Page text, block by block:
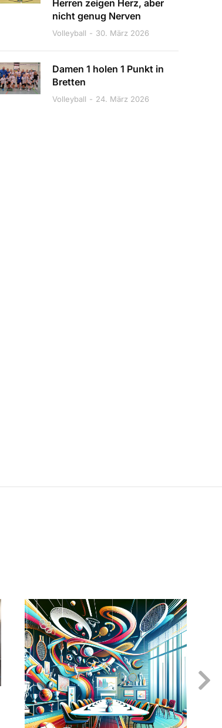
Herren zeigen Herz, aber
nicht genug Nerven
Volleyball 30. März 2026
Damen 1 holen 1 Punkt in
Bretten
Volleyball 24. März 2026